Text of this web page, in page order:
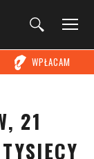
WPŁACAM
21